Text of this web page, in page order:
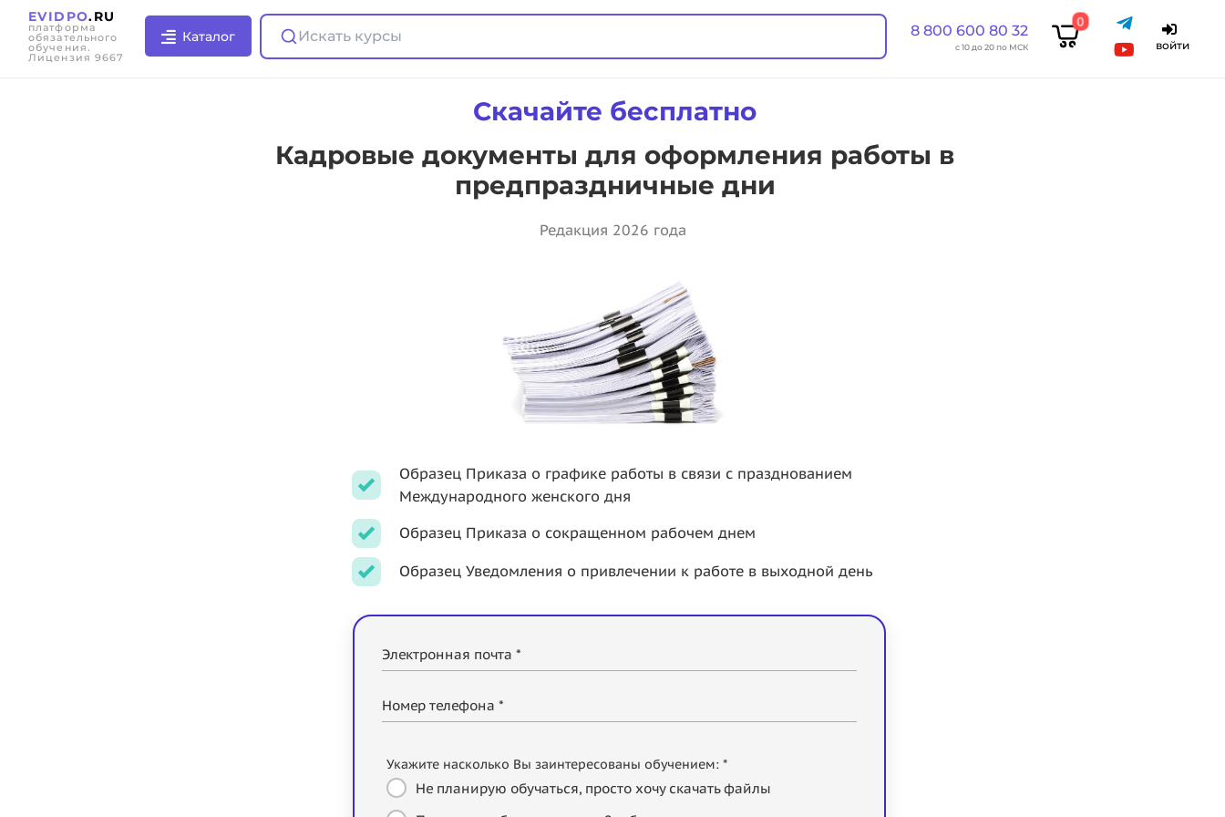
EVIDPO.RU
платформа
обязательного
обучения.
Лицензия 9667
Каталог Искать курсы 8 800 600 80 32
с 10 до 20 по МСК
0
войти
Скачайте бесплатно
Кадровые документы для оформления работы в
предпраздничные дни
Редакция 2026 года
Образец Приказа о графике работы в связи с празднованием
Международного женского дня
Образец Приказа о сокращенном рабочем днем
Образец Уведомления о привлечении к работе в выходной день
Электронная почта *
Номер телефона *
Укажите насколько Вы заинтересованы обучением: *
Не планирую обучаться, просто хочу скачать файлы